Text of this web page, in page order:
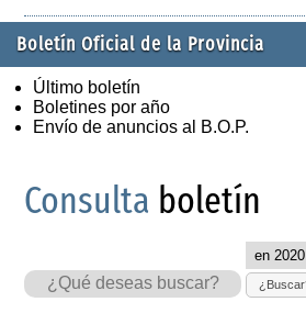
Boletín Oficial de la Provincia
Último boletín
Boletines por año
Envío de anuncios al B.O.P.
Consulta boletín